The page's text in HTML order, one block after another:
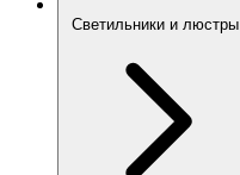
Светильники и люстры